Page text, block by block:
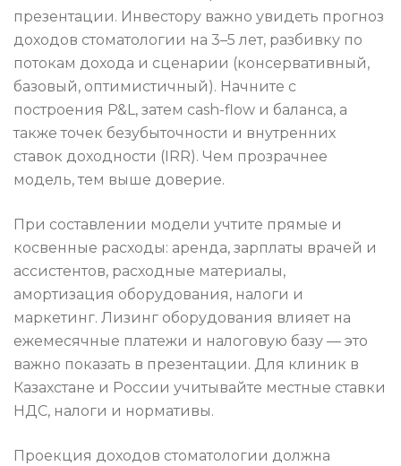
презентации. Инвестору важно увидеть прогноз
доходов стоматологии на 3–5 лет, разбивку по
потокам дохода и сценарии (консервативный,
базовый, оптимистичный). Начните с
построения P&L, затем cash-flow и баланса, а
также точек безубыточности и внутренних
ставок доходности (IRR). Чем прозрачнее
модель, тем выше доверие.
При составлении модели учтите прямые и
косвенные расходы: аренда, зарплаты врачей и
ассистентов, расходные материалы,
амортизация оборудования, налоги и
маркетинг. Лизинг оборудования влияет на
ежемесячные платежи и налоговую базу — это
важно показать в презентации. Для клиник в
Казахстане и России учитывайте местные ставки
НДС, налоги и нормативы.
Проекция доходов стоматологии должна